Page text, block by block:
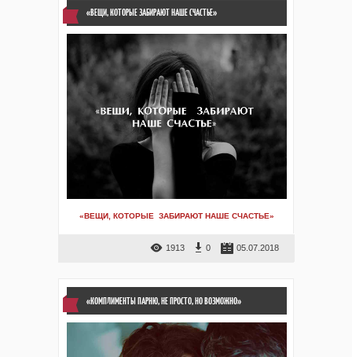
«ВЕЩИ, КОТОРЫЕ ЗАБИРАЮТ НАШЕ СЧАСТЬЕ»
«ВЕЩИ, КОТОРЫЕ ЗАБИРАЮТ НАШЕ СЧАСТЬЕ»
1913 0 05.07.2018
«КОМПЛИМЕНТЫ ПАРНЮ, НЕ ПРОСТО, НО ВОЗМОЖНО»